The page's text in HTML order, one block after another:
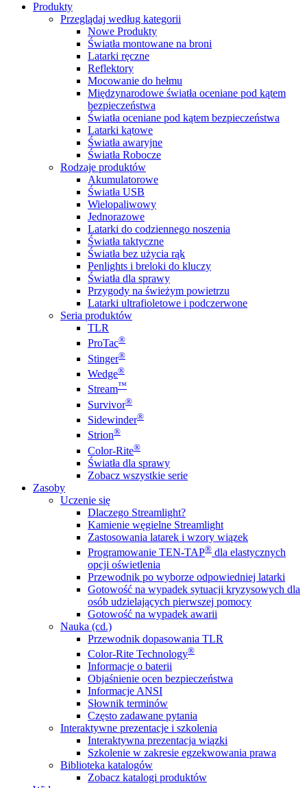
Produkty
Przeglądaj według kategorii
Nowe Produkty
Światła montowane na broni
Latarki ręczne
Reflektory
Mocowanie do hełmu
Międzynarodowe światła oceniane pod kątem
bezpieczeństwa
Światła oceniane pod kątem bezpieczeństwa
Latarki kątowe
Światła awaryjne
Światła Robocze
Rodzaje produktów
Akumulatorowe
Światła USB
Wielopaliwowy
Jednorazowe
Latarki do codziennego noszenia
Światła taktyczne
Światła bez użycia rąk
Penlights i breloki do kluczy
Światła dla sprawy
Przygody na świeżym powietrzu
Latarki ultrafioletowe i podczerwone
Seria produktów
TLR
ProTac®
Stinger®
Wedge®
Stream™
Survivor®
Sidewinder®
Strion®
Color-Rite®
Światła dla sprawy
Zobacz wszystkie serie
Zasoby
Uczenie się
Dlaczego Streamlight?
Kamienie węgielne Streamlight
Zastosowania latarek i wzory wiązek
Programowanie TEN-TAP® dla elastycznych
opcji oświetlenia
Przewodnik po wyborze odpowiedniej latarki
Gotowość na wypadek sytuacji kryzysowych dla
osób udzielających pierwszej pomocy
Gotowość na wypadek awarii
Nauka (cd.)
Przewodnik dopasowania TLR
Color-Rite Technology®
Informacje o baterii
Objaśnienie ocen bezpieczeństwa
Informacje ANSI
Słownik terminów
Często zadawane pytania
Interaktywne prezentacje i szkolenia
Interaktywna prezentacja wiązki
Szkolenie w zakresie egzekwowania prawa
Biblioteka katalogów
Zobacz katalogi produktów